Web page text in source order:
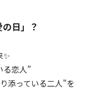
日」？
恋人”
添っている二人”を